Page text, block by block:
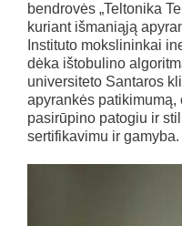
bendrovės „Teltonika
kuriant išmaniąją
Instituto mokslininkai
dėka ištobulino
universiteto Santaros
apyrankės patikimumą,
pasirūpino patogiu ir
sertifikavimu ir gamyba.